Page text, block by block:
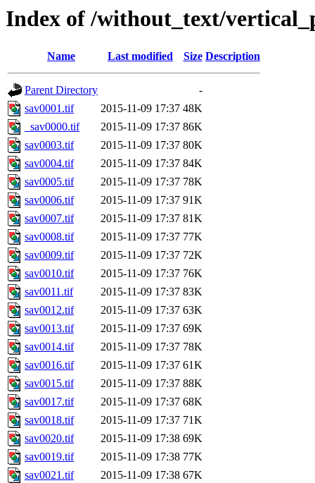
Index of /without_text/
Name Last modified Size Description
Parent Directory
-
sav0001.tif
2015-11-09 17:37 48K
_sav0000.tif
2015-11-09 17:37 86K
sav0003.tif
2015-11-09 17:37 80K
sav0004.tif
2015-11-09 17:37 84K
sav0005.tif
2015-11-09 17:37 78K
sav0006.tif
2015-11-09 17:37 91K
sav0007.tif
2015-11-09 17:37 81K
sav0008.tif
2015-11-09 17:37 77K
sav0009.tif
2015-11-09 17:37 72K
sav0010.tif
2015-11-09 17:37 76K
sav0011.tif
2015-11-09 17:37 83K
sav0012.tif
2015-11-09 17:37 63K
sav0013.tif
2015-11-09 17:37 69K
sav0014.tif
2015-11-09 17:37 78K
sav0016.tif
2015-11-09 17:37 61K
sav0015.tif
2015-11-09 17:37 88K
sav0017.tif
2015-11-09 17:37 68K
sav0018.tif
2015-11-09 17:37 71K
sav0020.tif
2015-11-09 17:38 69K
sav0019.tif
2015-11-09 17:38 77K
sav0021.tif
2015-11-09 17:38 67K